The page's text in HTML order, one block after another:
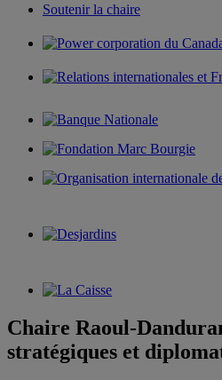
Soutenir la chaire
Chaire Raoul-
stratégiques et